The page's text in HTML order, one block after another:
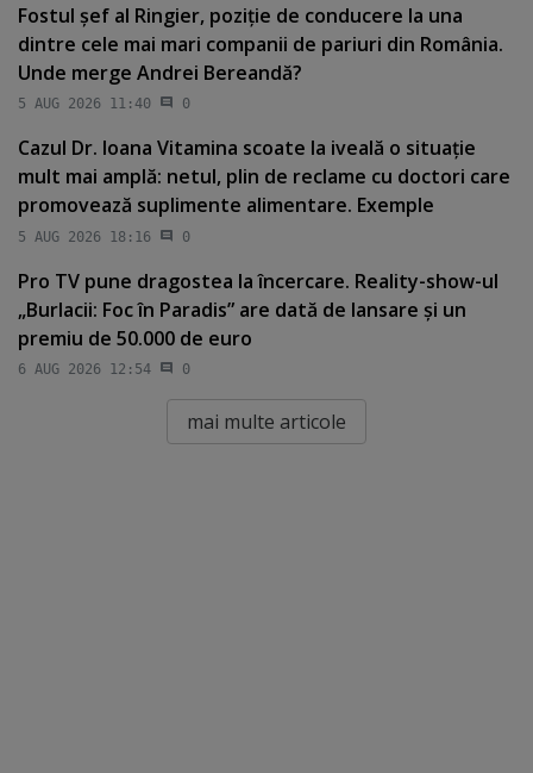
Fostul şef al Ringier, poziţie de conducere la una
dintre cele mai mari companii de pariuri din România.
Unde merge Andrei Bereandă?
5 AUG 2026 11:40 0
Cazul Dr. Ioana Vitamina scoate la iveală o situaţie
mult mai amplă: netul, plin de reclame cu doctori care
promovează suplimente alimentare. Exemple
5 AUG 2026 18:16 0
Pro TV pune dragostea la încercare. Reality-show-ul
„Burlacii: Foc în Paradis” are dată de lansare şi un
premiu de 50.000 de euro
6 AUG 2026 12:54 0
mai multe articole